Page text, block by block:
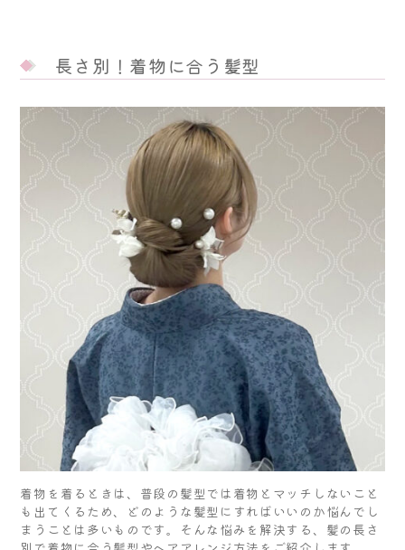
長さ別！着物に合う髪型
着物を着るときは、普段の髪型では着物とマッチしないこと
も出てくるため、どのような髪型にすればいいのか悩んでし
まうことは多いものです。そんな悩みを解決する、髪の長さ